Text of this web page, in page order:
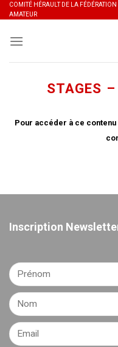
Skip
to
content
COMITÉ HÉRAULT DE LA
AMATEUR
STAGES
Pour accéder à ce
Inscription